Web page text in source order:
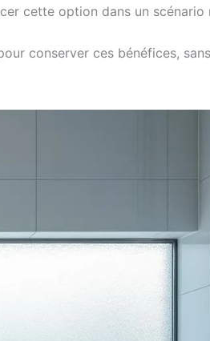
cette option dans un scénario
conserver ces bénéfices,